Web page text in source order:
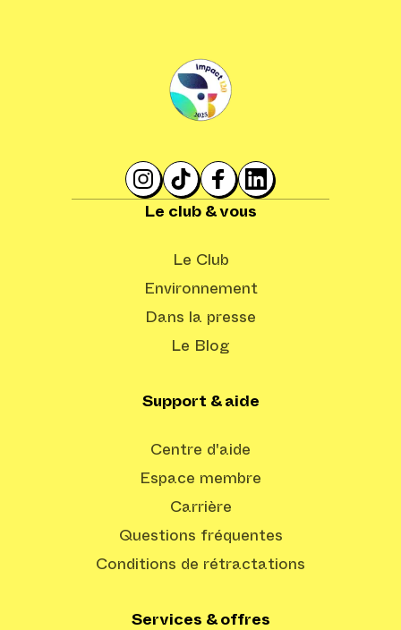
Le club & vous
Le Club
Environnement
Dans la presse
Le Blog
Support & aide
Centre d'aide
Espace membre
Carrière
Questions fréquentes
Conditions de rétractations
Services & offres